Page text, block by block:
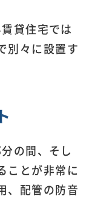
貸住宅では
別々に設置す
の間、そし
ことが非常に
、配管の防音